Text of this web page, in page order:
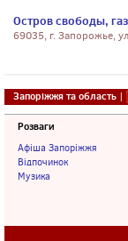
Остров свободы,
69035, г. Запорожье,
Запоріжжя та область |
Розваги
Афіша Запоріжжя
Відпочинок
Музика